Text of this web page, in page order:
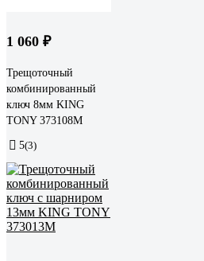
1 060 ₽
Трещоточный
комбинированный
ключ 8мм KING
TONY 373108M
5(3)